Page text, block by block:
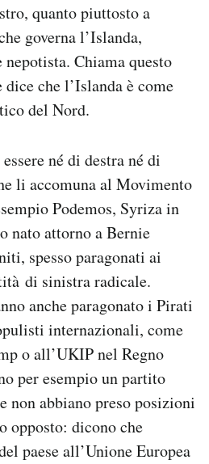
quanto piuttosto a
governa l’Islanda,
Chiama questo
che l’Islanda è come
del Nord.
né di destra né di
li accomuna al Movimento
Podemos, Syriza in
nato attorno a Bernie
spesso paragonati ai
di sinistra radicale.
anche paragonato i Pirati
internazionali, come
o all’UKIP nel Regno
per esempio un partito
non abbiano preso posizioni
opposto: dicono che
paese all’Unione Europea